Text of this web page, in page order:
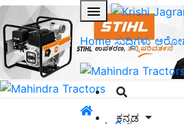
Home ಸುದ್ದಿಗಳು
ಕನ್ನಡ